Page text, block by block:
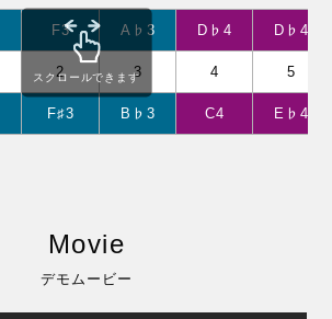
F3 A♭3 D♭4 D♭4
2 3 4 5
F♯3 B♭3 C4 E♭4
スクロールできます
Movie
デモムービー